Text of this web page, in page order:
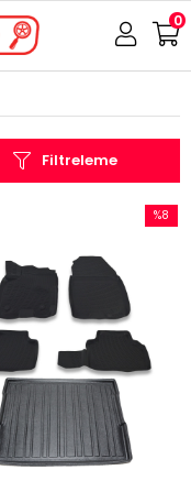
0
Filtreleme
%8